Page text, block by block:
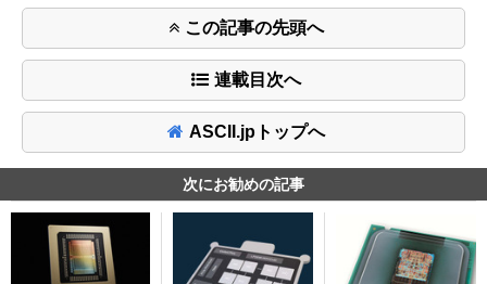
この記事の先頭へ
連載目次へ
ASCII.jpトップへ
次にお勧めの記事